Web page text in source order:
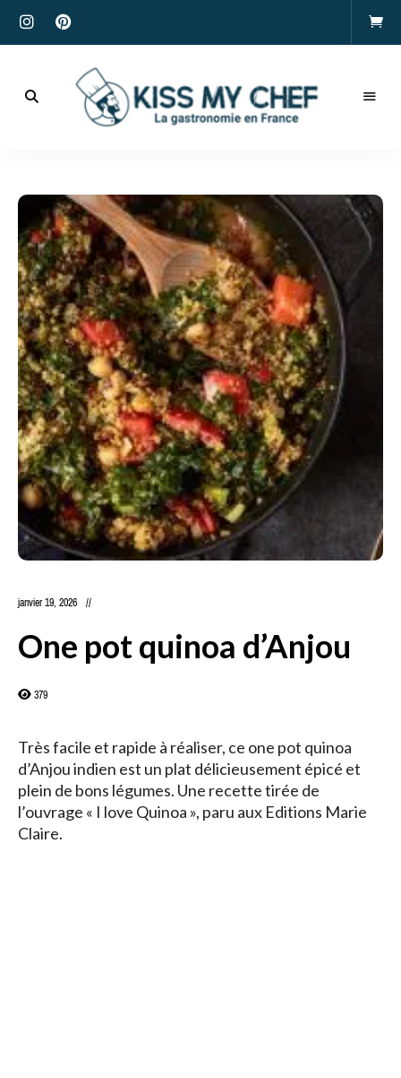
My
Chef
janvier 19, 2026
One pot quinoa d’Anjou
379
Très facile et rapide à réaliser, ce one pot quinoa
d’Anjou indien est un plat délicieusement épicé et
plein de bons légumes. Une recette tirée de
l’ouvrage « I love Quinoa », paru aux Editions Marie
Claire.